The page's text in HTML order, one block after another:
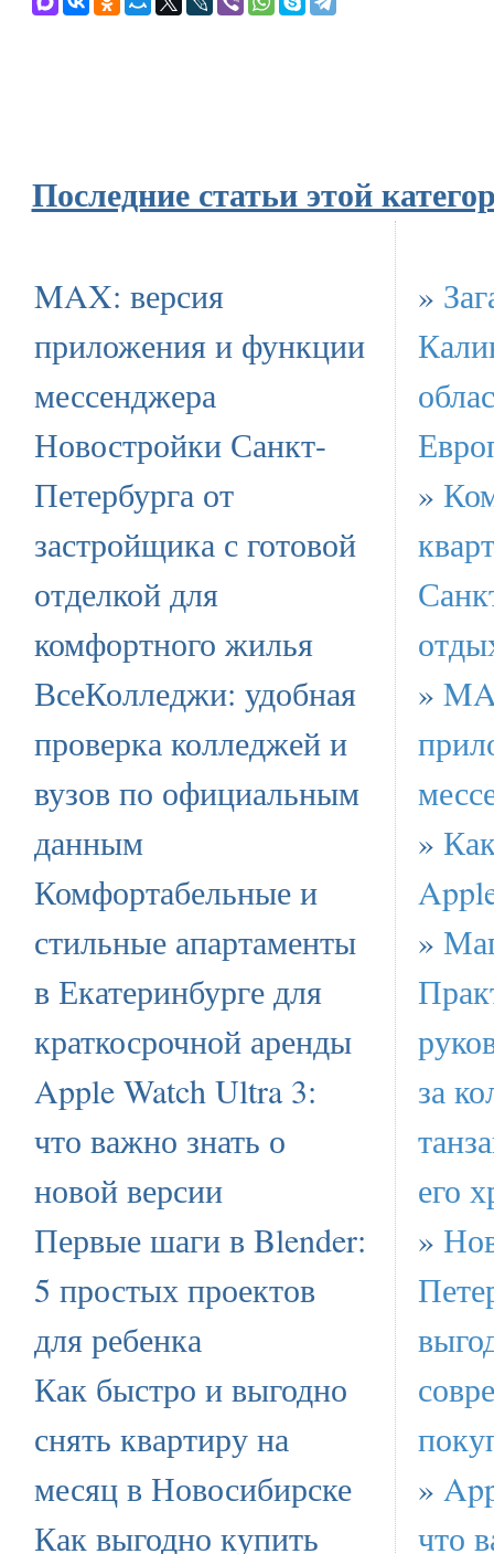
Последние статьи этой
MAX: версия
приложения и функции
мессенджера
Новостройки Санкт-
Петербурга от
застройщика с готовой
отделкой для
комфортного жилья
ВсеКолледжи: удобная
проверка колледжей и
вузов по официальным
данным
Комфортабельные и
стильные апартаменты
в Екатеринбурге для
краткосрочной аренды
Apple Watch Ultra 3:
что важно знать о
новой версии
Первые шаги в Blender:
5 простых проектов
для ребенка
Как быстро и выгодно
снять квартиру на
месяц в Новосибирске
Как выгодно купить
»
»
»
»
»
за
его
»
»
что